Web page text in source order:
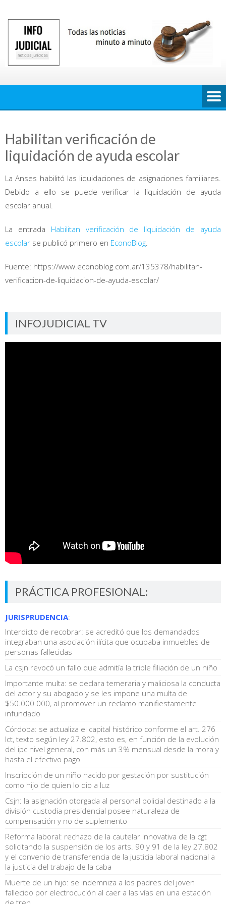
contenido
Habilitan verificación de
liquidación de ayuda escolar
La Anses habilitó las liquidaciones de asignaciones familiares.
Debido a ello se puede verificar la liquidación de ayuda
escolar anual.
La entrada Habilitan verificación de liquidación de ayuda
escolar se publicó primero en EconoBlog
Fuente: https://www.econoblog.com.ar/135378/habilitan-
verificacion-de-liquidacion-de-ayuda-escolar/
INFOJUDICIAL TV
PRÁCTICA PROFESIONAL:
JURISPRUDENCIA:
Interdicto de recobrar: se acreditó que los demandados
integraban una asociación ilícita que ocupaba inmuebles de
personas fallecidas
La csjn revocó un fallo que admitía la triple filiación de un niño
Importante multa: se declara temeraria y maliciosa la conducta
del actor y su abogado y se les impone una multa de
$50.000.000, al promover un reclamo manifiestamente
infundado
Córdoba: se actualiza el capital histórico conforme el art. 276
lct, texto según ley 27.802, esto es, en función de la evolución
del ipc nivel general, con más un 3% mensual desde la mora y
hasta el efectivo pago
Inscripción de un niño nacido por gestación por sustitución
como hijo de quien lo dio a luz
Csjn: la asignación otorgada al personal policial destinado a la
división custodia presidencial posee naturaleza de
compensación y no de suplemento
Reforma laboral: rechazo de la cautelar innovativa de la cgt
solicitando la suspensión de los arts. 90 y 91 de la ley 27.802
y el convenio de transferencia de la justicia laboral nacional a
la justicia del trabajo de la caba
Muerte de un hijo: se indemniza a los padres del joven
fallecido por electrocución al caer a las vías en una estación